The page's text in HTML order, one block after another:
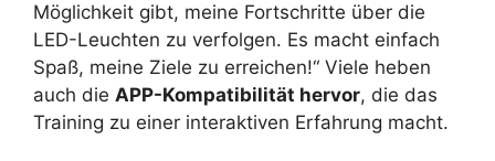
Möglichkeit gibt, meine Fortschritte über die
LED-Leuchten zu verfolgen. Es macht einfach
Spaß, meine Ziele zu erreichen!“ Viele heben
auch die APP-Kompatibilität hervor, die das
Training zu einer interaktiven Erfahrung macht.